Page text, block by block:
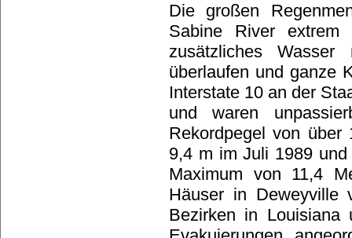
Die großen
Sabine River
zusätzliches
überlaufen und ganze
Interstate 10 an der
und waren
Rekordpegel von über
9,4 m im Juli 1989
Maximum von 11,4
Häuser in Deweyville
Bezirken in Louisiana